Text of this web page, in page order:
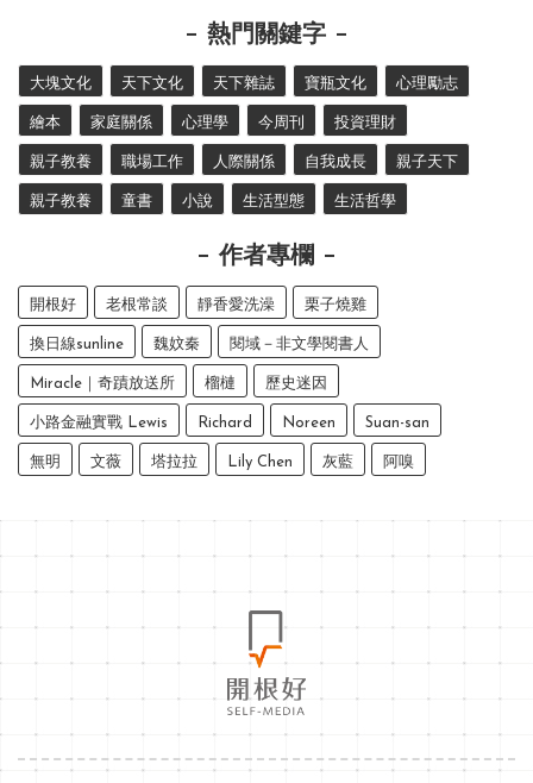
熱門關鍵字
大塊文化 天下文化 天下雜誌 寶瓶文化 心理勵志
繪本 家庭關係 心理學 今周刊 投資理財
親子教養 職場工作 人際關係 自我成長 親子天下
親子教養 童書 小說 生活型態 生活哲學
作者專欄
開根好 老根常談 靜香愛洗澡 栗子燒雞
換日線sunline 魏妏秦 閱域－非文學閱書人
Miracle｜奇蹟放送所 榴槤 歷史迷因
小路金融實戰 Lewis Richard Noreen Suan-san
無明 文薇 塔拉拉 Lily Chen 灰藍 阿嗅